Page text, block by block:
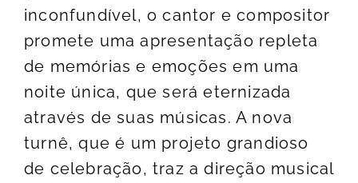
inconfundível, o cantor e compositor
promete uma apresentação repleta
de memórias e emoções em uma
noite única, que será eternizada
através de suas músicas. A nova
turnê, que é um projeto grandioso
de celebração, traz a direção musical